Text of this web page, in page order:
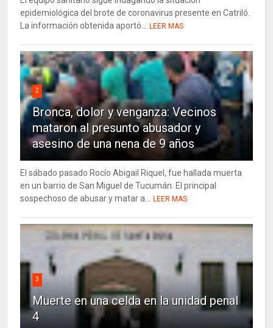
epidemiológica del brote de coronavirus presente en Catriló.
La información obtenida aportó...
LEER MAS
2
Bronca, dolor y venganza: Vecinos
mataron al presunto abusador y
asesino de una nena de 9 años
El sábado pasado Rocío Abigail Riquel, fue hallada muerta
en un barrio de San Miguel de Tucumán. El principal
sospechoso de abusar y matar a...
LEER MAS
3
Muerte en una celda en la unidad penal
4